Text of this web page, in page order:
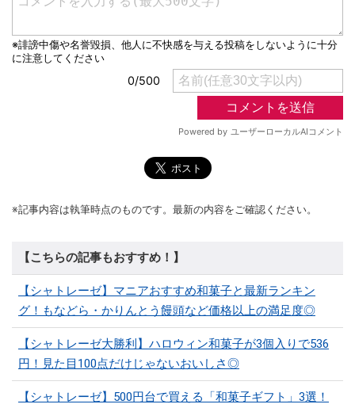
※記事内容は執筆時点のものです。最新の内容をご確認ください。
【こちらの記事もおすすめ！】
【シャトレーゼ】マニアおすすめ和菓子と最新ランキン
グ！もなどら・かりんとう饅頭など価格以上の満足度◎
【シャトレーゼ大勝利】ハロウィン和菓子が3個入りで536
円！見た目100点だけじゃないおいしさ◎
【シャトレーゼ】500円台で買える「和菓子ギフト」3選！